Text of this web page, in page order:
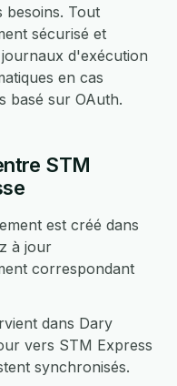
besoins. Tout
sécurisé et
d'exécution
en cas
basé sur OAuth.
STM
est créé dans
à jour
correspondant
dans Dary
vers STM Express
synchronisés.